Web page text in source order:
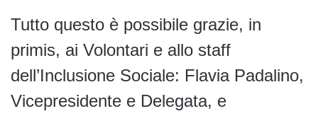
Tutto questo è possibile grazie, in
primis, ai Volontari e allo staff
dell’Inclusione Sociale: Flavia Padalino,
Vicepresidente e Delegata, e